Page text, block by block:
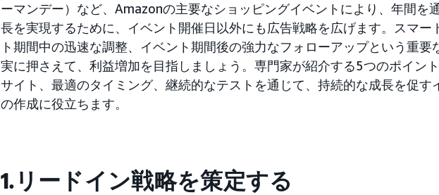
ーマンデー）など、Amazonの主要なショッピングイベントにより、年間を
長を実現するために、イベント開催日以外にも広告戦略を広げます。スマー
ト期間中の迅速な調整、イベント期間後の強力なフォローアップという重要
実に押さえて、利益増加を目指しましょう。専門家が紹介する5つのポイン
サイト、最適のタイミング、継続的なテストを通じて、持続的な成長を促す
の作成に役立ちます。
1.リードイン戦略を策定する